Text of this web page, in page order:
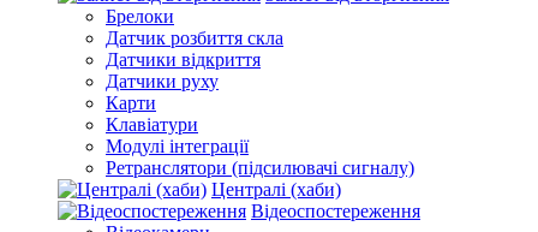
Брелоки
Датчик розбиття скла
Датчики відкриття
Датчики руху
Карти
Клавіатури
Модулі інтеграції
Ретранслятори (підсилювачі сигналу)
Централі (хаби)
Відеоспостереження